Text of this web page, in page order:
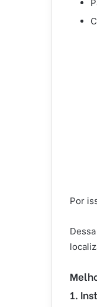
Por
1.